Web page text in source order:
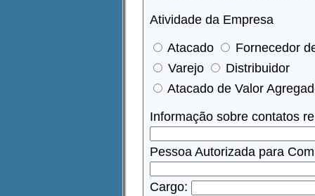
Atividade da Empresa
Atacado
Fornecedor
Varejo
Distribuidor
Atacado de Valor
Informação sobre contatos
Pessoa Autorizada para
Cargo: